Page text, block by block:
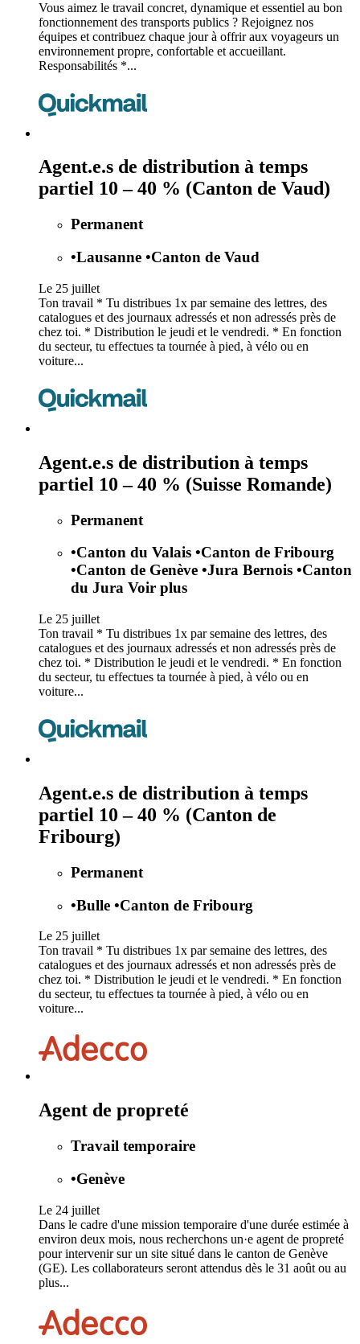
Vous aimez le travail concret, dynamique et essentiel au bon
fonctionnement des transports publics ? Rejoignez nos
équipes et contribuez chaque jour à offrir aux voyageurs un
environnement propre, confortable et accueillant.
Responsabilités *...
Agent.e.s de distribution à temps
partiel 10 – 40 % (Canton de Vaud)
Permanent
•Lausanne •Canton de Vaud
Le 25 juillet
Ton travail * Tu distribues 1x par semaine des lettres, des
catalogues et des journaux adressés et non adressés près de
chez toi. * Distribution le jeudi et le vendredi. * En fonction
du secteur, tu effectues ta tournée à pied, à vélo ou en
voiture...
Agent.e.s de distribution à temps
partiel 10 – 40 % (Suisse Romande)
Permanent
•Canton du Valais •Canton de Fribourg
•Canton de Genève •Jura Bernois •Canton
du Jura Voir plus
Le 25 juillet
Ton travail * Tu distribues 1x par semaine des lettres, des
catalogues et des journaux adressés et non adressés près de
chez toi. * Distribution le jeudi et le vendredi. * En fonction
du secteur, tu effectues ta tournée à pied, à vélo ou en
voiture...
Agent.e.s de distribution à temps
partiel 10 – 40 % (Canton de
Fribourg)
Permanent
•Bulle •Canton de Fribourg
Le 25 juillet
Ton travail * Tu distribues 1x par semaine des lettres, des
catalogues et des journaux adressés et non adressés près de
chez toi. * Distribution le jeudi et le vendredi. * En fonction
du secteur, tu effectues ta tournée à pied, à vélo ou en
voiture...
Agent de propreté
Travail temporaire
•Genève
Le 24 juillet
Dans le cadre d'une mission temporaire d'une durée estimée à
environ deux mois, nous recherchons un·e agent de propreté
pour intervenir sur un site situé dans le canton de Genève
(GE). Les collaborateurs seront attendus dès le 31 août ou au
plus...